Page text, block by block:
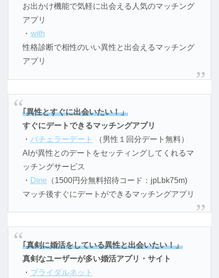
お出かけ機能で気軽に出会える人気のマッチング
アプリ
・ with
性格診断で相性のいい異性と出会えるマッチング
アプリ
｢異性とすぐに出会いたい！」
すぐにデートできるマッチングアプリ
・ バチェラーデート
（男性１回分デート無料）
AIが異性とのデートをセッティングしてくれるマ
ッチングサービス
・ Dine （1500円分無料招待コード：jpLbk75m)
マッチ後すぐにデートができるマッチングアプリ
｢真剣に婚活をしている異性と出会いたい！」
真剣なユーザーが多い婚活アプリ・サイト
・ ブライダルネット